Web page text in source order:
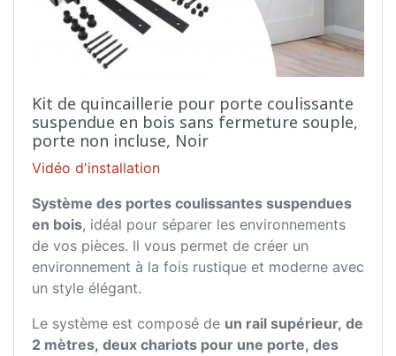
Kit de quincaillerie pour porte coulissante
suspendue en bois sans fermeture souple,
porte non incluse, Noir
Vidéo d'installation
Système des portes coulissantes suspendues
en bois, idéal pour séparer les environnements
de vos pièces. Il vous permet de créer un
environnement à la fois rustique et moderne avec
un style élégant.
Le système est composé de un rail supérieur, de
2 mètres, deux chariots pour une porte, des